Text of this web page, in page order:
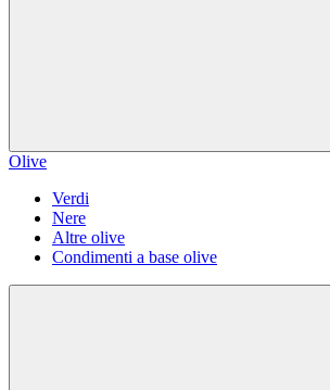
Olive
Verdi
Nere
Altre olive
Condimenti a base olive